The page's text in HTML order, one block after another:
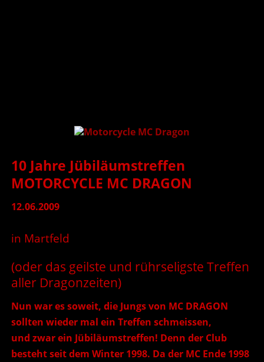
10 Jahre Jübiläumstreffen
MOTORCYCLE MC DRAGON
12.06.2009
in Martfeld
(oder das geilste und rührseligste Treffen
aller Dragonzeiten)
Nun war es soweit, die Jungs von MC DRAGON
sollten wieder mal ein Treffen schmeissen,
und zwar ein Jübiläumstreffen! Denn der Club
besteht seit dem Winter 1998. Da der MC Ende 1998